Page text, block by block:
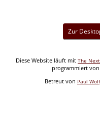
Zur
Diese Website läuft mit The
programmiert
Betreut von Paul